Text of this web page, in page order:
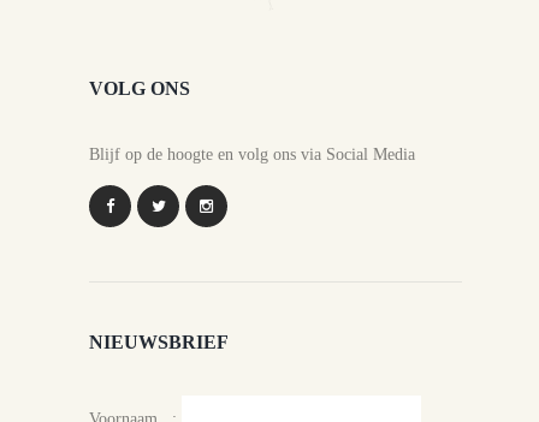
VOLG ONS
Blijf op de hoogte en volg ons via Social Media
NIEUWSBRIEF
Voornaam :